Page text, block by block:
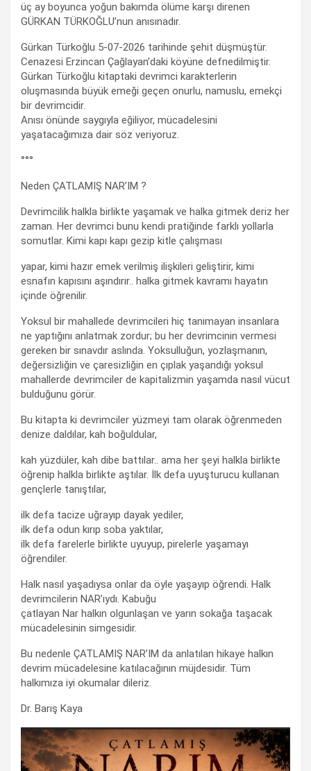
üç ay boyunca yoğun bakımda ölüme karşı direnen
GÜRKAN TÜRKOĞLU’nun anısınadır.
Gürkan Türkoğlu 5-07-2026 tarihinde şehit düşmüştür.
Cenazesi Erzincan Çağlayan’daki köyüne defnedilmiştir.
Gürkan Türkoğlu kitaptaki devrimci karakterlerin
oluşmasında büyük emeği geçen onurlu, namuslu, emekçi
bir devrimcidir.
Anısı önünde saygıyla eğiliyor, mücadelesini
yaşatacağımıza dair söz veriyoruz.
°°°
Neden ÇATLAMIŞ NAR’IM ?
Devrimcilik halkla birlikte yaşamak ve halka gitmek deriz her
zaman. Her devrimci bunu kendi pratiğinde farklı yollarla
somutlar. Kimi kapı kapı gezip kitle çalışması
yapar, kimi hazır emek verilmiş ilişkileri geliştirir, kimi
esnafın kapısını aşındırır.. halka gitmek kavramı hayatın
içinde öğrenilir.
Yoksul bir mahallede devrimcileri hiç tanımayan insanlara
ne yaptığını anlatmak zordur; bu her devrimcinin vermesi
gereken bir sınavdır aslında. Yoksulluğun, yozlaşmanın,
değersizliğin ve çaresizliğin en çıplak yaşandığı yoksul
mahallerde devrimciler de kapitalizmin yaşamda nasıl vücut
bulduğunu görür.
Bu kitapta ki devrimciler yüzmeyi tam olarak öğrenmeden
denize daldılar, kah boğuldular,
kah yüzdüler, kah dibe battılar.. ama her şeyi halkla birlikte
öğrenip halkla birlikte aştılar. İlk defa uyuşturucu kullanan
gençlerle tanıştılar,
ilk defa tacize uğrayıp dayak yediler,
ilk defa odun kırıp soba yaktılar,
ilk defa farelerle birlikte uyuyup, pirelerle yaşamayı
öğrendiler.
Halk nasıl yaşadıysa onlar da öyle yaşayıp öğrendi. Halk
devrimcilerin NAR’ıydı. Kabuğu
çatlayan Nar halkın olgunlaşan ve yarın sokağa taşacak
mücadelesinin simgesidir.
Bu nedenle ÇATLAMIŞ NAR’IM da anlatılan hikaye halkın
devrim mücadelesine katılacağının müjdesidir. Tüm
halkımıza iyi okumalar dileriz.
Dr. Barış Kaya